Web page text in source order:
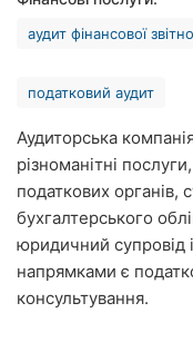
Кропивницький
Запоріжжя
Дніпро
Львів
Кривий
аудит фінансової
податковий аудит
Аудиторська
різноманітні
податкових органів,
бухгалтерського
юридичний супровід
напрямками є
консультування.